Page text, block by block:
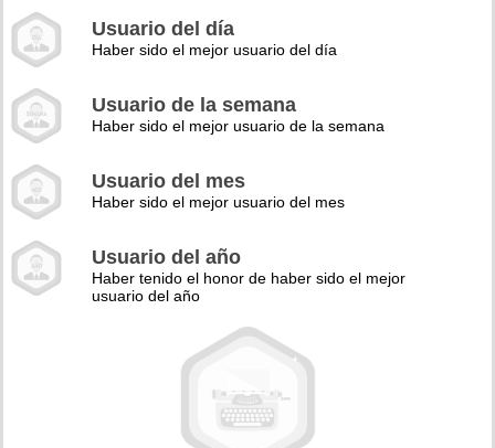
Usuario del día
Haber sido el mejor usuario del día
Usuario de la semana
Haber sido el mejor usuario de la semana
Usuario del mes
Haber sido el mejor usuario del mes
Usuario del año
Haber tenido el honor de haber sido el mejor
usuario del año